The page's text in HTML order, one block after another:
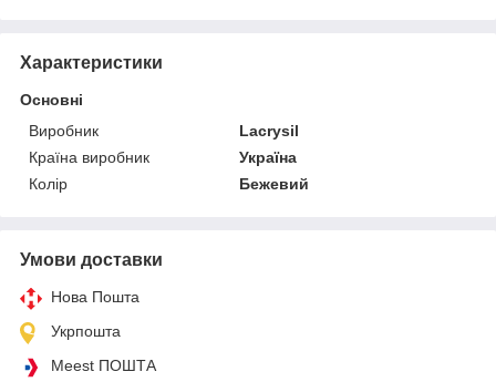
Характеристики
Основні
Виробник
Lacrysil
Країна виробник
Україна
Колір
Бежевий
Умови доставки
Нова Пошта
Укрпошта
Meest ПОШТА